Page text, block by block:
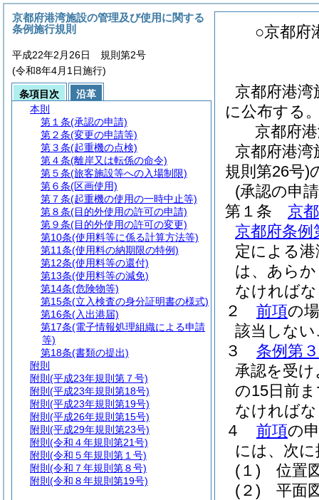
○京都府
京都府港
に公布する
京都府
京都府港湾
規則第26号)
(承認の申
第１条
京
京都府条
定による
は、あら
なければ
２
前項の
該当しな
３
条例第
承認を受
の15日前
なければ
４
前項の
には、次
(１)
位置
(２)
平面
京都府港湾施設の管理及び使用に関する
条例施行規則
平成22年2月26日 規則第2号
(令和8年4月1日施行)
条項目次
沿革
本則
第１条(承認の申請)
第２条(変更の申請等)
第３条(起重機の点検)
第４条(離岸又は転係の命令)
第５条(旅客施設等への入場制限)
第６条(区画使用)
第７条(起重機の使用の一時中止等)
第８条(目的外使用の許可の申請)
第９条(目的外使用の許可の変更)
第10条(使用料等に係る計算方法等)
第11条(使用料の納期限の特例)
第12条(使用料等の還付)
第13条(使用料等の減免)
第14条(危険物等)
第15条(立入検査の身分証明書の様式)
第16条(入出港届)
第17条(電子情報処理組織による申請
等)
第18条(書類の提出)
附則
附則 (平成23年規則第７号)
附則 (平成23年規則第18号)
附則 (平成23年規則第19号)
附則 (平成26年規則第15号)
附則 (平成29年規則第23号)
附則 (令和４年規則第21号)
附則 (令和５年規則第１号)
附則 (令和７年規則第８号)
附則 (令和８年規則第19号)